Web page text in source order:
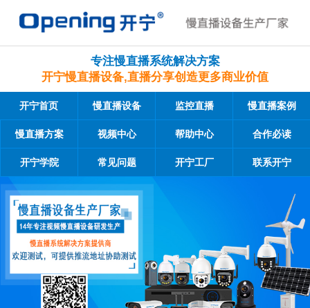
专注慢直播系统解决方案
开宁慢直播设备,直播分享创造更多商业价值
开宁首页 慢直播设备 监控直播 慢直播案例
慢直播方案 视频中心 帮助中心 合作必读
开宁学院 常见问题 开宁工厂 联系开宁